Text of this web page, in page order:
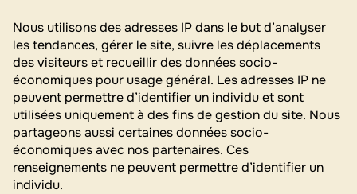
Nous utilisons des adresses IP dans le but d’analyser
les tendances, gérer le site, suivre les déplacements
des visiteurs et recueillir des données socio-
économiques pour usage général. Les adresses IP ne
peuvent permettre d’identifier un individu et sont
utilisées uniquement à des fins de gestion du site. Nous
partageons aussi certaines données socio-
économiques avec nos partenaires. Ces
renseignements ne peuvent permettre d’identifier un
individu.